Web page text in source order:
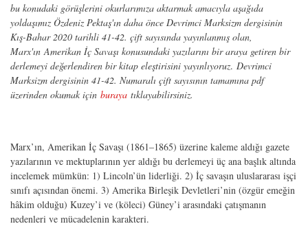
bu konudaki görüşlerini okurlarımıza aktarmak amacıyla aşağıda
yoldaşımız Özdeniz Pektaş'ın daha önce Devrimci Marksizm dergisinin
Kış-Bahar 2020 tarihli 41-42. çift sayısında yayınlanmış olan,
Marx'ın Amerikan İç Savaşı konusundaki yazılarını bir araya getiren bir
derlemeyi değerlendiren bir kitap eleştirisini yayınlıyoruz. Devrimci
Marksizm dergisinin 41-42. Numaralı çift sayısının tamamına pdf
üzerinden okumak için buraya tıklayabilirsiniz.
Marx’ın, Amerikan İç Savaşı (1861–1865) üzerine kaleme aldığı gazete
yazılarının ve mektuplarının yer aldığı bu derlemeyi üç ana başlık altında
incelemek mümkün: 1) Lincoln’ün liderliği. 2) İç savaşın uluslararası işçi
sınıfı açısından önemi. 3) Amerika Birleşik Devletleri’nin (özgür emeğin
hâkim olduğu) Kuzey’i ve (köleci) Güney’i arasındaki çatışmanın
nedenleri ve mücadelenin karakteri.